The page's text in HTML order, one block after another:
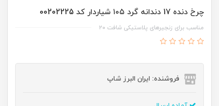
چرخ دنده 17 دندانه گرد ۱۰۵ شیاردار کد 00202225
مناسب برای زنجیرهای پلاستیکی شافت ۲۰
فروشنده: ایران البرز شاپ